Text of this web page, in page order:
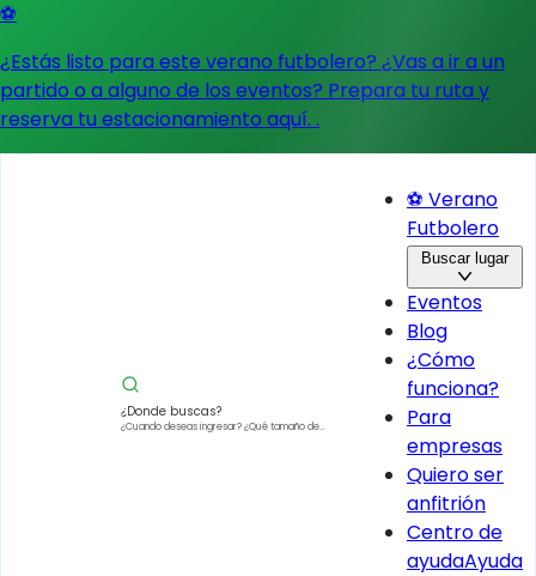
⚽
¿Estás listo para este verano futbolero? ¿Vas a ir a un
partido o a alguno de los eventos? Prepara tu ruta y
reserva tu estacionamiento aquí. .
¿Donde buscas?
¿Cuando deseas ingresar?¿Qué tamaño de
⚽ Verano
Futbolero
Buscar lugar
Eventos
Blog
¿Cómo
funciona?
Para
empresas
Quiero ser
anfitrión
Centro de
ayudaAyuda